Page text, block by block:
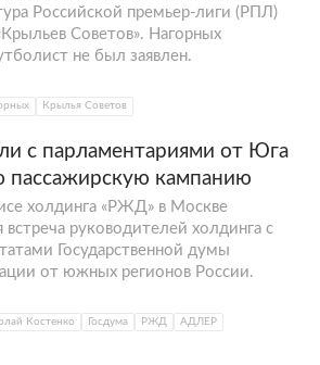
Российской премьер-лиги (РПЛ)
Советов». Нагорных
не был заявлен.
Крылья Советов
с парламентариями от Юга
пассажирскую кампанию
холдинга «РЖД» в Москве
встреча руководителей холдинга с
Государственной думы
от южных регионов России.
Костенко Госдума РЖД
АДЛЕР